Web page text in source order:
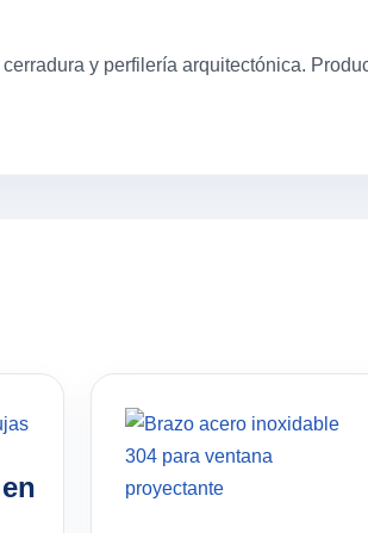
y perfilería arquitectónica.